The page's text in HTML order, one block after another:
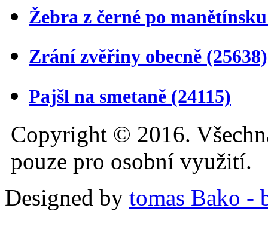
Žebra z černé po
Zrání zvěřiny obecně (25638)
Pajšl na smetaně (24115)
Copyright © 2016.
pouze pro osobní využití.
Designed by tomas Bako -